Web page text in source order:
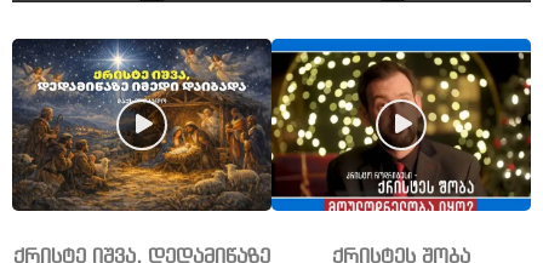
ქრისტე იშვა, დედამიწაზე
ქრისტეს შობა